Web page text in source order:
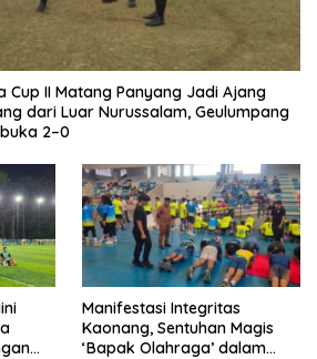
Cup II Matang Panyang Jadi Ajang
dari Luar Nurussalam, Geulumpang
2–0
Manifestasi Integritas
Kaonang, Sentuhan Magis
‘Bapak Olahraga’ dalam